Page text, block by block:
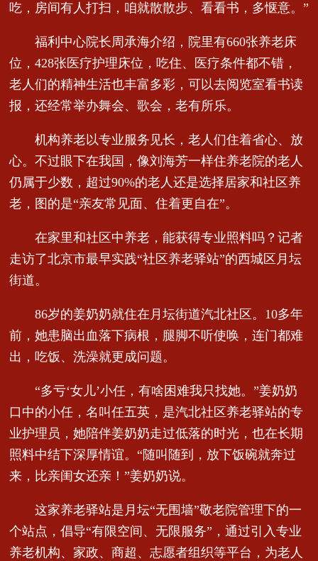
吃，房间有人打扫，咱就散散步、看看书，多惬意。”
福利中心院长周承海介绍，院里有660张养老床
位，428张医疗护理床位，吃住、医疗条件都不错，
老人们的精神生活也丰富多彩，可以去阅览室看书读
报，还经常举办舞会、歌会，老有所乐。
机构养老以专业服务见长，老人们住着省心、放
心。不过眼下在我国，像刘海芳一样住养老院的老人
仍属于少数，超过90%的老人还是选择居家和社区养
老，图的是“亲友常见面、住着更自在”。
在家里和社区中养老，能获得专业照料吗？记者
走访了北京市最早实践“社区养老驿站”的西城区月坛
街道。
86岁的姜奶奶就住在月坛街道汽北社区。10多年
前，她患脑出血落下病根，腿脚不听使唤，连门都难
出，吃饭、洗澡就更成问题。
“多亏‘女儿’小任，有啥困难我只找她。”姜奶奶
口中的小任，名叫任五英，是汽北社区养老驿站的专
业护理员，她陪伴姜奶奶走过低落的时光，也在长期
照料中结下深厚情谊。“随叫随到，放下饭碗就奔过
来，比亲闺女还亲！”姜奶奶说。
这家养老驿站是月坛“无围墙”敬老院管理下的一
个站点，倡导“有限空间、无限服务”，通过引入专业
养老机构、家政、商超、志愿者组织等平台，为老人